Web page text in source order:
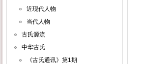
近现代人物
当代人物
古氏源流
中华古氏
《古氏通讯》第1期